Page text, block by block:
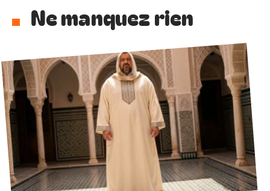
Ne manquez rien